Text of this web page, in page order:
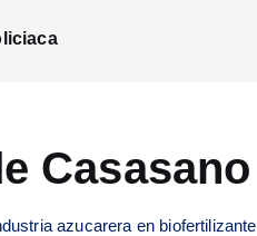
Casasano
azucarera en biofertilizante